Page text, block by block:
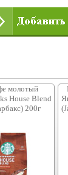
молотый
House Blend
200г